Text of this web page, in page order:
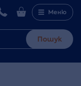
Меню
Пошук